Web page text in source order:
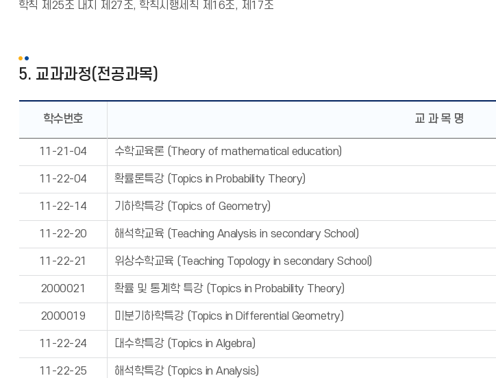
학칙 제25조 내지 제27조, 학칙시행세칙 제16조, 제17조
5. 교과과정(전공과목)
학수번호 교 과 목 명
11-21-04 수학교육론 (Theory of mathematical education)
11-22-04 확률론특강 (Topics in Probability Theory)
11-22-14 기하학특강 (Topics of Geometry)
11-22-20 해석학교육 (Teaching Analysis in secondary School)
11-22-21 위상수학교육 (Teaching Topology in secondary School)
2000021 확률 및 통계학 특강 (Topics in Probability Theory)
2000019 미분기하학특강 (Topics in Differential Geometry)
11-22-24 대수학특강 (Topics in Algebra)
11-22-25 해석학특강 (Topics in Analysis)